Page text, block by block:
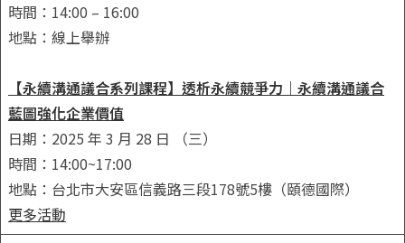
時間：14:00 – 16:00
地點：線上舉辦
【永續溝通議合系列課程】透析永續競爭力｜永續溝通議合
藍圖強化企業價值
日期：2025 年 3 月 28 日 （三）
時間：14:00~17:00
地點：台北市大安區信義路三段178號5樓（頤德國際）
更多活動